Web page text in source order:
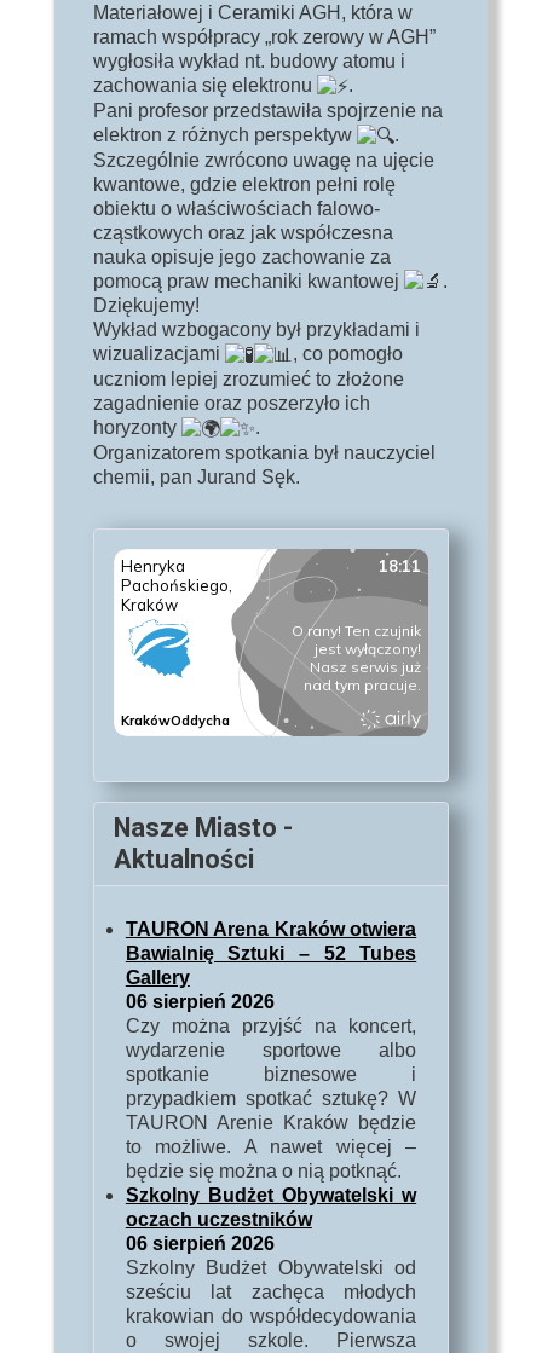
Materiałowej i Ceramiki AGH, która w
ramach współpracy „rok zerowy w AGH”
wygłosiła wykład nt. budowy atomu i
zachowania się elektronu
.
Pani profesor przedstawiła spojrzenie na
elektron z różnych perspektyw
.
Szczególnie zwrócono uwagę na ujęcie
kwantowe, gdzie elektron pełni rolę
obiektu o właściwościach falowo-
cząstkowych oraz jak współczesna
nauka opisuje jego zachowanie za
pomocą praw mechaniki kwantowej
.
Dziękujemy!
Wykład wzbogacony był przykładami i
wizualizacjami
, co pomogło
uczniom lepiej zrozumieć to złożone
zagadnienie oraz poszerzyło ich
horyzonty
.
Organizatorem spotkania był nauczyciel
chemii, pan Jurand Sęk.
Nasze Miasto -
Aktualności
TAURON Arena Kraków otwiera
Bawialnię Sztuki – 52 Tubes
Gallery
06 sierpień 2026
Czy można przyjść na koncert,
wydarzenie sportowe albo
spotkanie biznesowe i
przypadkiem spotkać sztukę? W
TAURON Arenie Kraków będzie
to możliwe. A nawet więcej –
będzie się można o nią potknąć.
Szkolny Budżet Obywatelski w
oczach uczestników
06 sierpień 2026
Szkolny Budżet Obywatelski od
sześciu lat zachęca młodych
krakowian do współdecydowania
o swojej szkole. Pierwsza